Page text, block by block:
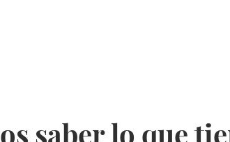
saber lo que